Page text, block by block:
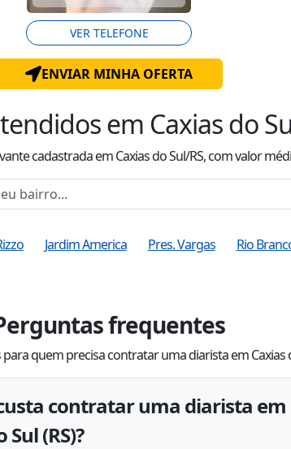
VER TELEFONE
ENVIAR MINHA OFERTA
em Caxias do
cadastrada em Caxias do Sul/RS, com valor
Jardim America Pres. Vargas Rio
frequentes
quem precisa contratar uma diarista em Caxias
contratar uma diarista em
Sul (RS)?